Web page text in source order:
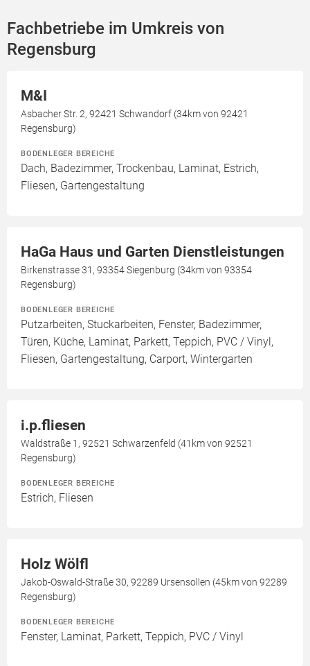
Fachbetriebe im Umkreis von
Regensburg
M&I
Asbacher Str. 2, 92421 Schwandorf (34km von 92421
Regensburg)
BODENLEGER BEREICHE
Dach, Badezimmer, Trockenbau, Laminat, Estrich,
Fliesen, Gartengestaltung
HaGa Haus und Garten Dienstleistungen
Birkenstrasse 31, 93354 Siegenburg (34km von 93354
Regensburg)
BODENLEGER BEREICHE
Putzarbeiten, Stuckarbeiten, Fenster, Badezimmer,
Türen, Küche, Laminat, Parkett, Teppich, PVC / Vinyl,
Fliesen, Gartengestaltung, Carport, Wintergarten
i.p.fliesen
Waldstraße 1, 92521 Schwarzenfeld (41km von 92521
Regensburg)
BODENLEGER BEREICHE
Estrich, Fliesen
Holz Wölfl
Jakob-Oswald-Straße 30, 92289 Ursensollen (45km von 92289
Regensburg)
BODENLEGER BEREICHE
Fenster, Laminat, Parkett, Teppich, PVC / Vinyl